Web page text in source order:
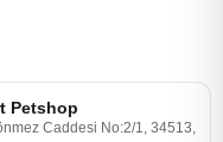
Petshop
Caddesi No:2/1, 34513,